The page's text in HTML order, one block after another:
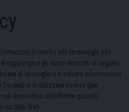
in merito alle tecnologie che
raggiungere gli scopi descritti di seguito.
di raccogliere e salvare informazioni
Cookie) o di utilizzare risorse (per
dispositivo dell’Utente quando
Sito Web.